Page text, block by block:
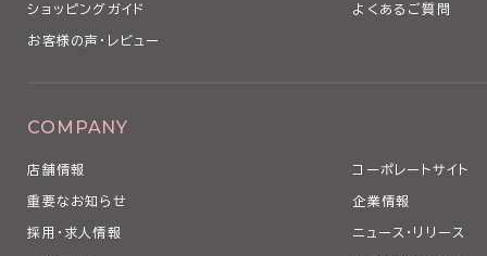
ショッピングガイド よくあるご質問
お客様の声・レビュー
COMPANY
店舗情報 コーポレートサイト
重要なお知らせ 企業情報
採用・求人情報 ニュース・リリース